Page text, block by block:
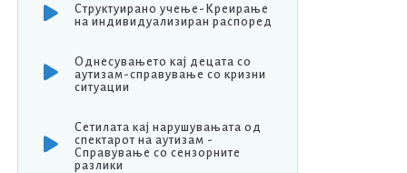
Структуирано учење-Креирање
на индивидуализиран распоред
Однесувањето кај децата со
аутизам-справување со кризни
ситуации
Сетилата кај нарушувањата од
спектарот на аутизам -
Справување со сензорните
разлики